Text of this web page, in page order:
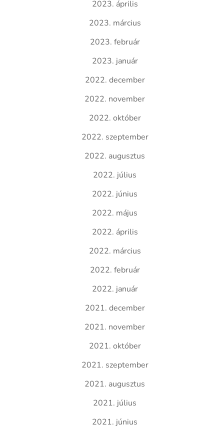
2023. április
2023. március
2023. február
2023. január
2022. december
2022. november
2022. október
2022. szeptember
2022. augusztus
2022. július
2022. június
2022. május
2022. április
2022. március
2022. február
2022. január
2021. december
2021. november
2021. október
2021. szeptember
2021. augusztus
2021. július
2021. június